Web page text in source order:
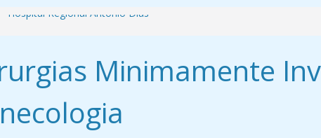
Hospital Regional Antônio Dias
de Medicina UNIPAMMinimamente